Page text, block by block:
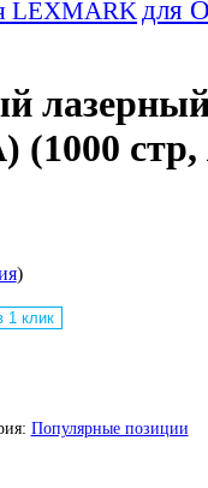
LEXMARK для
(1000
)
1 клик
Популярные позиции